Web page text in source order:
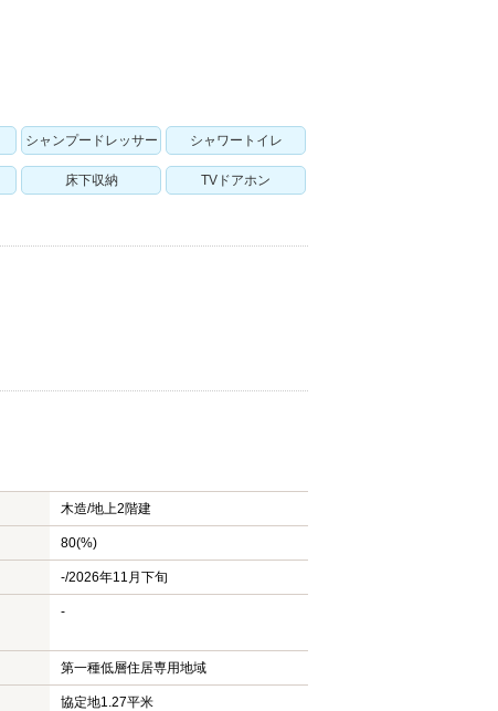
シャンプードレッサー シャワートイレ
床下収納 TVドアホン
木造/地上2階建
80(%)
-/2026年11月下旬
-
第一種低層住居専用地域
協定地1.27平米